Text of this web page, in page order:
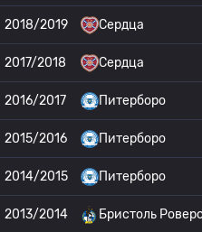
2018/2019 Сердца
2017/2018 Сердца
2016/2017 Питерборо
2015/2016 Питерборо
2014/2015 Питерборо
2013/2014 Бристоль Роверс